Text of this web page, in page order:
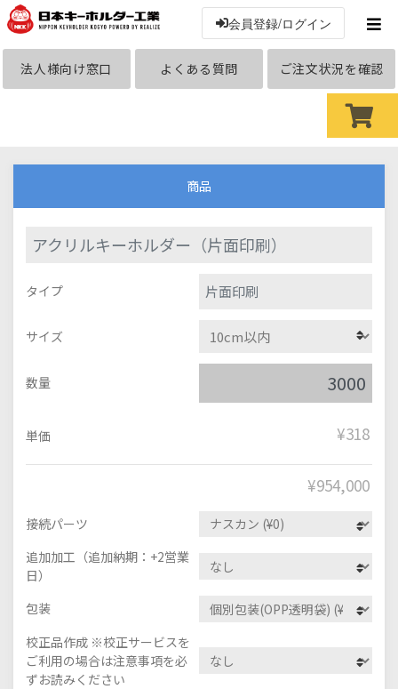
会員登録/ログイン
法人様向け窓口 よくある質問 ご注文状況を確認
商品
アクリルキーホルダー（片面印刷）
タイプ 片面印刷
サイズ
数量
単価 ¥318
¥954,000
接続パーツ
追加加工（追加納期：+2営業
日）
包装
校正品作成 ※校正サービスを
ご利用の場合は注意事項を必
ずお読みください